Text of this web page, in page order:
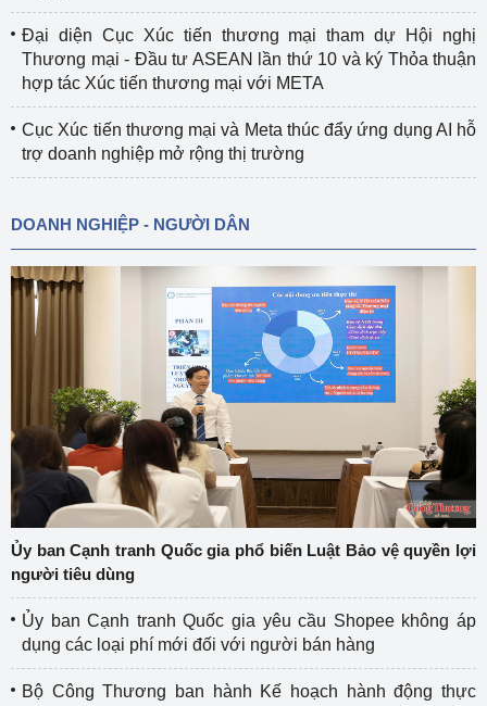
Đại diện Cục Xúc tiến thương mại tham dự Hội nghị
Thương mại - Đầu tư ASEAN lần thứ 10 và ký Thỏa thuận
hợp tác Xúc tiến thương mại với META
Cục Xúc tiến thương mại và Meta thúc đẩy ứng dụng AI hỗ
trợ doanh nghiệp mở rộng thị trường
DOANH NGHIỆP - NGƯỜI DÂN
Ủy ban Cạnh tranh Quốc gia phổ biến Luật Bảo vệ quyền lợi
người tiêu dùng
Ủy ban Cạnh tranh Quốc gia yêu cầu Shopee không áp
dụng các loại phí mới đối với người bán hàng
Bộ Công Thương ban hành Kế hoạch hành động thực